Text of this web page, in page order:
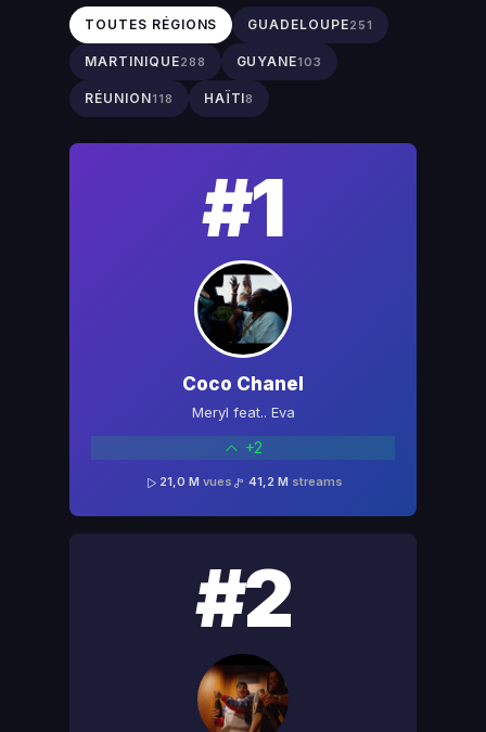
TOUTES RÉGIONS GUADELOUPE251
MARTINIQUE288 GUYANE103
RÉUNION118 HAÏTI8
#2
#1
Coco Chanel
Meryl feat.. Eva
+2
21,0 M vues 41,2 M streams